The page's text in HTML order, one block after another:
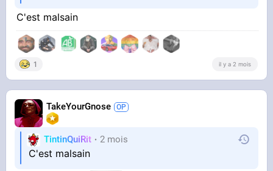
C'est malsain
1 il y a 2 mois
TakeYourGnose
TintinQuiRit 2 mois
C'est malsain